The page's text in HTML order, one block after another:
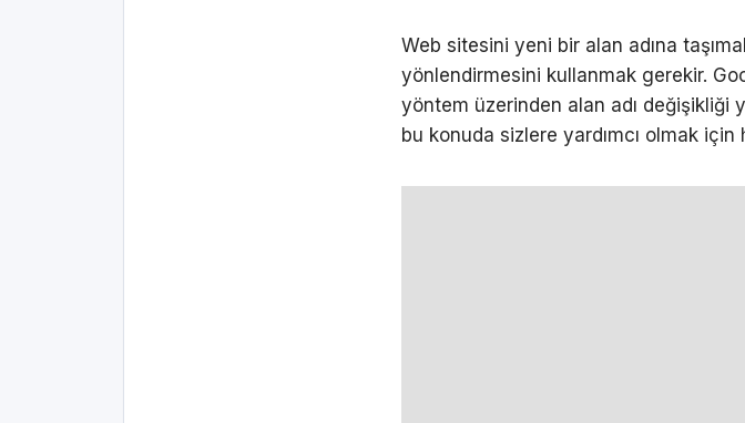
Web sitesini yeni bir alan adına
yönlendirmesini kullanmak gerekir.
yöntem üzerinden alan adı değişikliği
bu konuda sizlere yardımcı olmak için